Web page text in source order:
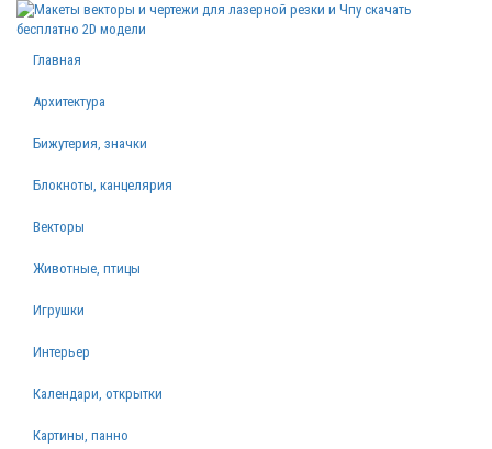
Главная
Архитектура
Бижутерия, значки
Блокноты, канцелярия
Векторы
Животные, птицы
Игрушки
Интерьер
Календари, открытки
Картины, панно